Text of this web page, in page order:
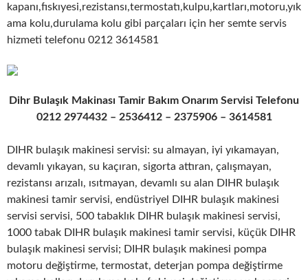
kapanı,fıskıyesi,rezistansı,termostatı,kulpu,kartları,motoru,yık
ama kolu,durulama kolu gibi parçaları için her semte servis
hizmeti telefonu 0212 3614581
Dihr Bulaşık Makinası Tamir Bakım Onarım Servisi Telefonu
0212 2974432 – 2536412 – 2375906 – 3614581
DIHR bulaşık makinesi servisi: su almayan, iyi yıkamayan,
devamlı yıkayan, su kaçıran, sigorta attıran, çalışmayan,
rezistansı arızalı, ısıtmayan, devamlı su alan DIHR bulaşık
makinesi tamir servisi, endüstriyel DIHR bulaşık makinesi
servisi servisi, 500 tabaklık DIHR bulaşık makinesi servisi,
1000 tabak DIHR bulaşık makinesi tamir servisi, küçük DIHR
bulaşık makinesi servisi; DIHR bulaşık makinesi pompa
motoru değiştirme, termostat, deterjan pompa değiştirme